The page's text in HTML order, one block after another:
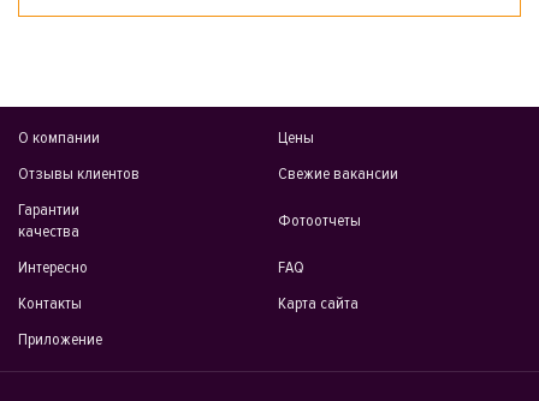
О компании
Цены
Отзывы клиентов
Свежие вакансии
Гарантии
качества
Фотоотчеты
Интересно
FAQ
Контакты
Карта сайта
Приложение